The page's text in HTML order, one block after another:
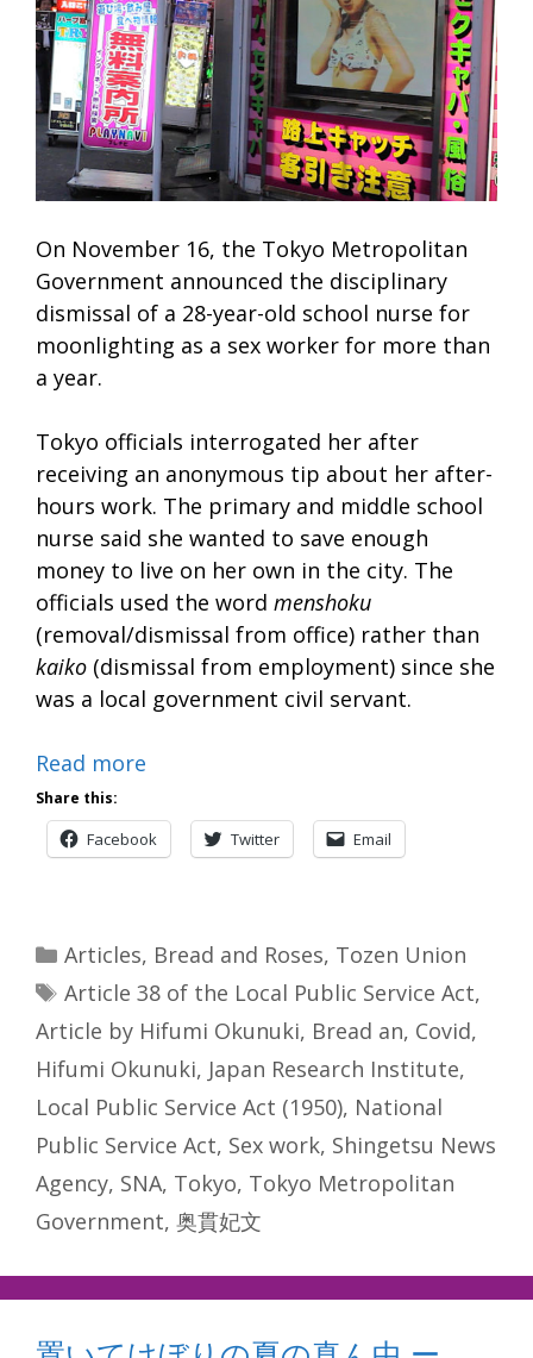
On November 16, the Tokyo Metropolitan
Government announced the disciplinary
dismissal of a 28-year-old school nurse for
moonlighting as a sex worker for more than
a year.
Tokyo officials interrogated her after
receiving an anonymous tip about her after-
hours work. The primary and middle school
nurse said she wanted to save enough
money to live on her own in the city. The
officials used the word menshoku
(removal/dismissal from office) rather than
kaiko (dismissal from employment) since she
was a local government civil servant.
Read more
Share this:
Facebook Twitter Email
Categories
Articles, Bread and Roses, Tozen Union
Tags
Article 38 of the Local Public Service Act,
Article by Hifumi Okunuki, Bread an, Covid,
Hifumi Okunuki, Japan Research Institute,
Local Public Service Act (1950), National
Public Service Act, Sex work, Shingetsu News
Agency, SNA, Tokyo, Tokyo Metropolitan
Government, 奥貫妃文